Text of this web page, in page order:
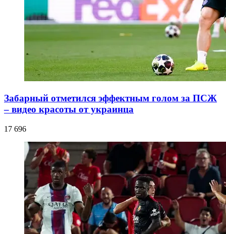
Забарный отметился эффектным голом за ПСЖ
– видео красоты от украинца
17 696